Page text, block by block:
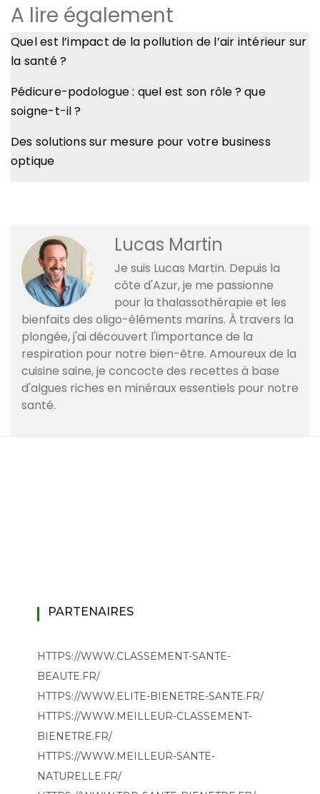
A lire également
Quel est l’impact de la pollution de l’air intérieur sur
la santé ?
Pédicure-podologue : quel est son rôle ? que
soigne-t-il ?
Des solutions sur mesure pour votre business
optique
Lucas Martin
Je suis Lucas Martin. Depuis la
côte d'Azur, je me passionne
pour la thalassothérapie et les
bienfaits des oligo-éléments marins. À travers la
plongée, j'ai découvert l'importance de la
respiration pour notre bien-être. Amoureux de la
cuisine saine, je concocte des recettes à base
d'algues riches en minéraux essentiels pour notre
santé.
PARTENAIRES
HTTPS://WWW.CLASSEMENT-SANTE-
BEAUTE.FR/
HTTPS://WWW.ELITE-BIENETRE-SANTE.FR/
HTTPS://WWW.MEILLEUR-CLASSEMENT-
BIENETRE.FR/
HTTPS://WWW.MEILLEUR-SANTE-
NATURELLE.FR/